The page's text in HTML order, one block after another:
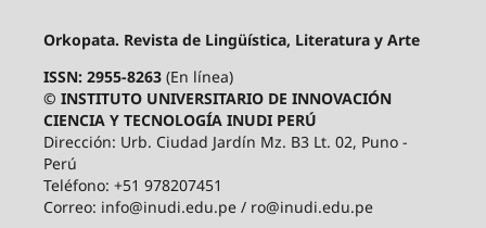
Orkopata. Revista de Lingüística, Literatura y Arte
ISSN: 2955-8263 (En línea)
© INSTITUTO UNIVERSITARIO DE INNOVACIÓN
CIENCIA Y TECNOLOGÍA INUDI PERÚ
Dirección: Urb. Ciudad Jardín Mz. B3 Lt. 02, Puno -
Perú
Teléfono: +51 978207451
Correo: info@inudi.edu.pe / ro@inudi.edu.pe